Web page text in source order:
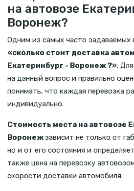
на автовозе
Воронеж?
Одним из самых часто задаваемых
«сколько стоит доставка
Екатеринбург - Воронеж ?».
на данный вопрос и правильно
понимать, что каждая перевозка
индивидуально.
Стоимость места на автовозе
Воронежзависит не только от
но и от его состояния и
также цена на перевозку
скорости доставки автомобиля.